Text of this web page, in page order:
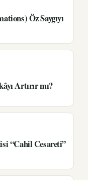
Öz Saygıyı
Artırır mı?
“Cahil Cesareti”